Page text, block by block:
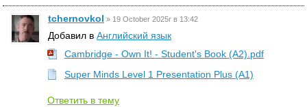
tchernovkol » 19 October 2025г в 13:42
Добавил в Английский язык
Cambridge - Own It! - Student's Book (A2).pdf
Super Minds Level 1 Presentation Plus (A1)
Ответить в тему